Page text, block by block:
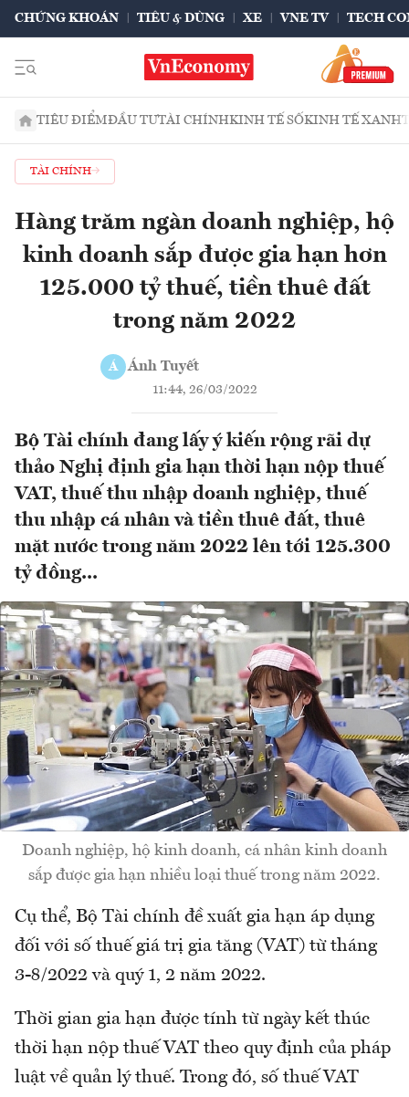
CHỨNG KHOÁN TIÊU & DÙNG XE VNE TV TECH
TIÊU ĐIỂMĐẦU TƯTÀI CHÍNHKINH TẾ SỐKINH TẾ XANH
TÀI CHÍNH
Hàng trăm ngàn doanh nghiệp, hộ
kinh doanh sắp được gia hạn hơn
125.000 tỷ thuế, tiền thuê đất
trong năm 2022
Á Ánh Tuyết
11:44, 26/03/2022
Bộ Tài chính đang lấy ý kiến rộng rãi dự
thảo Nghị định gia hạn thời hạn nộp thuế
VAT, thuế thu nhập doanh nghiệp, thuế
thu nhập cá nhân và tiền thuê đất, thuê
mặt nước trong năm 2022 lên tới 125.300
tỷ đồng...
Doanh nghiệp, hộ kinh doanh, cá nhân kinh doanh
sắp được gia hạn nhiều loại thuế trong năm 2022.
Cụ thể, Bộ Tài chính đề xuất gia hạn áp dụng
đối với số thuế giá trị gia tăng (VAT) từ tháng
3-8/2022 và quý 1, 2 năm 2022.
Thời gian gia hạn được tính từ ngày kết thúc
thời hạn nộp thuế VAT theo quy định của pháp
luật về quản lý thuế. Trong đó, số thuế VAT